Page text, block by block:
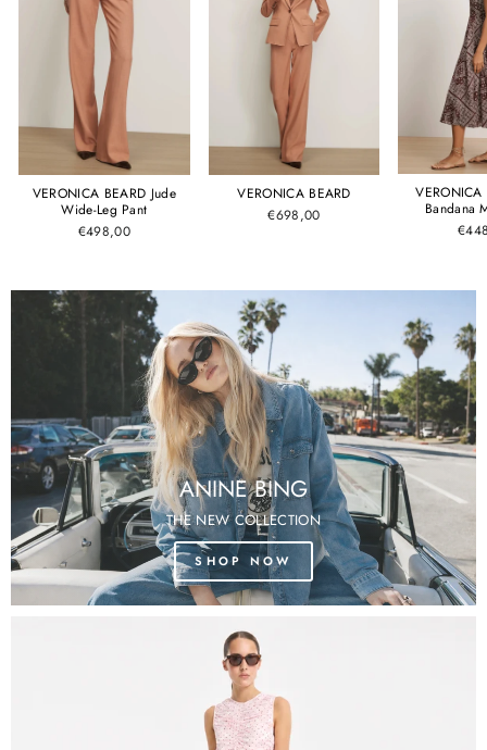
VERONICA BEARD Jude
Wide-Leg Pant
€498,00
VERONICA BEARD
€698,00
Bandana
ANINE BING
THE NEW COLLECTION
SHOP NOW